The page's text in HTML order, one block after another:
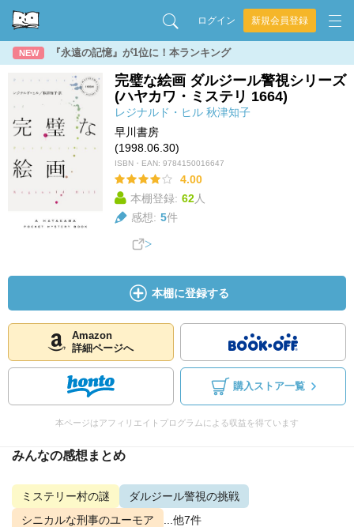
ログイン 新規会員登録
NEW 『永遠の記憶』が1位に！本ランキング
完璧な絵画 ダルジール警視シリーズ
(ハヤカワ・ミステリ 1664)
レジナルド・ヒル 秋津知子
早川書房
(1998.06.30)
ISBN・EAN: 9784150016647
4.00
本棚登録: 62人
感想: 5件
本棚に登録する
Amazon
詳細ページへ
購入ストア一覧
本ページはアフィリエイトプログラムによる収益を得ています
みんなの感想まとめ
ミステリー村の謎
ダルジール警視の挑戦
シニカルな刑事のユーモア
...他7件